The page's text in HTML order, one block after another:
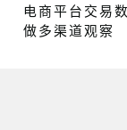
电商平台交易
做多渠道观察